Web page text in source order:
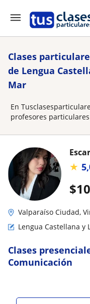
Clases
de Lengua
Mar
En
profesores
$
★
Valparaíso Ciudad,
Lengua Castellana y
Clases
Comunicación